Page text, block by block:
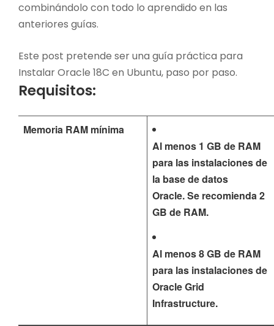
combinándolo con todo lo aprendido en las
anteriores guías.
Este post pretende ser una guía práctica para
Instalar Oracle 18C en Ubuntu, paso por paso.
Requisitos:
Memoria RAM mínima
Al menos 1 GB de RAM
para las instalaciones de
la base de datos
Oracle.Se recomienda 2
GB de RAM.
Al menos 8 GB de RAM
para las instalaciones de
Oracle Grid
Infrastructure.